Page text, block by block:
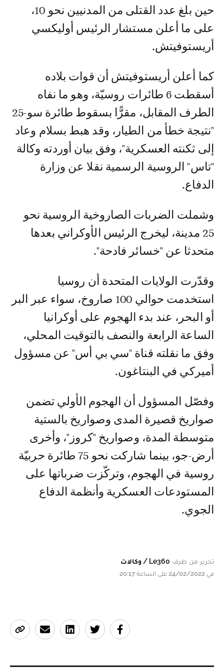
حين بلغ عدد القتلى من المدنيين نحو 10،
على ما أعلن مستشار الرئيس أوليكسي
أريستوفيتش.
كما أعلن أريستوفيتش أن قوات بلاده
أسقطت 6 طائرات روسيّة، وهو ما نفاه
الطرف المقابل، مقرًّا بسقوط طائرة سو-25
"نتيجة خطأ من الطيار، وقد هبط بسلام وعاد
إلى ثكنته العسكرية"، وفق بيان أوردته وكالة
"تاس" الروسية الرسمية نقلا عن وزارة
الدفاع.
وشملت الضربات الصاروخية الروسية نحو
25 مدينة، ليخرج الرئيس الأوكراني بعدها
متحدثا عن "خسائر فادحة".
وقدّرت الولايات المتحدة أن روسيا
استخدمت حوالي 100 صاروخ، سواء عبر البر
أو البحر، عند بدء الهجوم على أوكرانيا
الساعة الرابعة والنصف بالتوقيت المحلي،
وفق ما نقلته قناة "سي بي أس" عن مسؤول
أميركي في البنتاغون.
وفصّل المسؤول أن الهجوم الأولي تضمن
صواريخ قصيرة المدى وصواريخ بالستية
متوسطة المدة، وصواريخ "كروز"، وأخرى
أرض-جو، بينما شاركت نحو 75 طائرة حربيّة
روسية في الهجوم، وتركّزت ضرباتها على
المستودعات العسكرية وأنظمة الدفاع
الجوي.
تحرير من طرف Le360 / وكالات
في 24/02/2022 على الساعة 20:17